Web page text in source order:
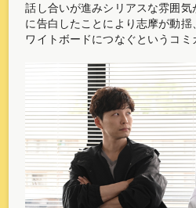
話し合いが進みシリアスな雰囲
に告白したことにより志摩が動
ワイトボードにつなぐというコミ